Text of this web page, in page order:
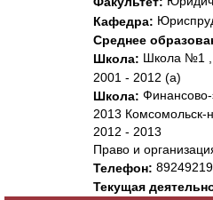
Кафедра:
Среднее
Школа: Школа №1 ,
2001 - 2012 (а)
Школа: Финансово-
2013 Комсомольск-
2012 - 2013
Право и
Телефон:
Текущая